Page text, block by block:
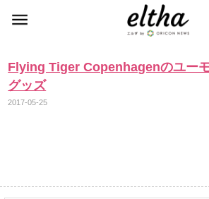
Flying Tiger Copenhagenのユー
グッズ
2017-05-25